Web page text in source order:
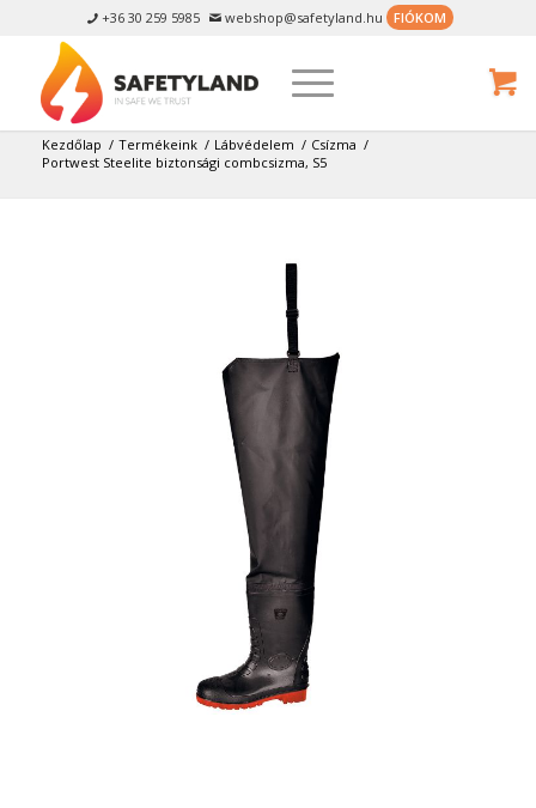
 +36 30 259 5985  webshop@safetyland.hu FIÓKOM
Kezdőlap / Termékeink / Lábvédelem / Csízma /
Portwest Steelite biztonsági combcsizma, S5